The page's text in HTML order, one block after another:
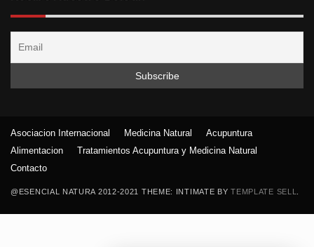
@ESENCIAL NATURA 2012-2021 THEME: INTIMATE BYTEMPLATE SELL.
Asociacion Internacional Medicina Natural
Acupuntura
Alimentacion
Tratamientos Acupuntura y Medicina Natural
Contacto